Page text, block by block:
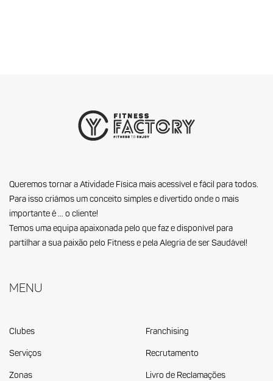
Queremos tornar a Atividade Física mais acessível e fácil para todos.
Para isso criámos um conceito simples e divertido onde o mais
importante é … o cliente!
Temos uma equipa apaixonada pelo que faz e disponível para
partilhar a sua paixão pelo Fitness e pela Alegria de ser Saudável!
Menu
Clubes
Serviços
Zonas
Franchising
Recrutamento
Livro de Reclamações